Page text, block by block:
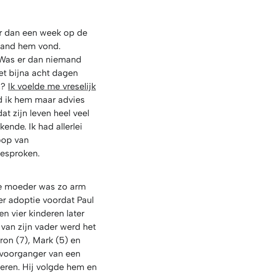
dan een week op de
hem vond.
er dan niemand
bijna acht dagen
Ik voelde me vreselijk
ik hem maar advies
zijn leven heel veel
Ik had allerlei
van
moeder was zo arm
adoptie voordat Paul
vier kinderen later
zijn vader werd het
(7), Mark (5) en
van een
Hij volgde hem en